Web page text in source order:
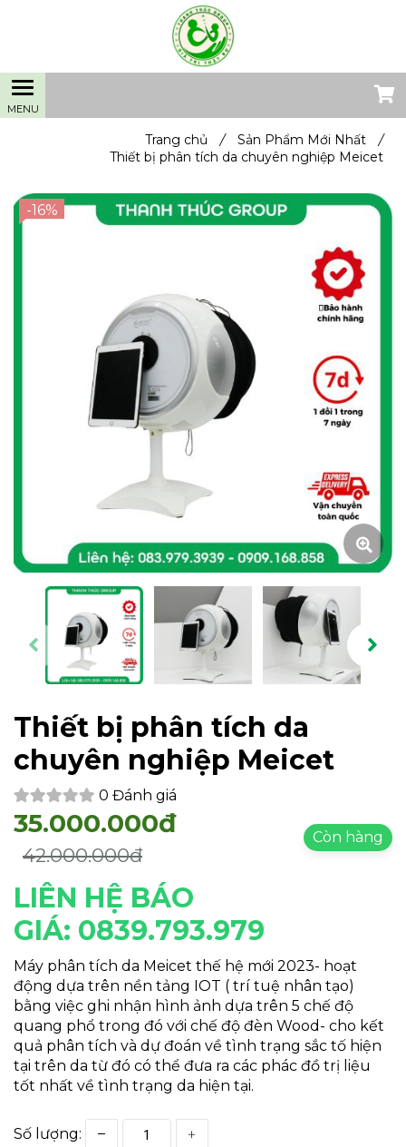
-16%
Thiết bị phân tích da
chuyên nghiệp Meicet
0 Đánh giá
35.000.000đ
42.000.000đ
Còn hàng
LIÊN HỆ BÁO
GIÁ: 0839.793.979
Máy phân tích da Meicet thế hệ mới 2023- hoạt
động dựa trên nền tảng IOT ( trí tuệ nhân tạo)
bằng việc ghi nhận hình ảnh dựa trên 5 chế độ
quang phổ trong đó với chế độ đèn Wood- cho kết
quả phân tích và dự đoán về tình trạng sắc tố hiện
tại trên da từ đó có thể đưa ra các phác đồ trị liệu
tốt nhất về tình trạng da hiện tại.
Số lượng:
Trang chủ / Sản Phẩm Mới Nhất
/
Thiết bị phân tích da chuyên nghiệp Meicet